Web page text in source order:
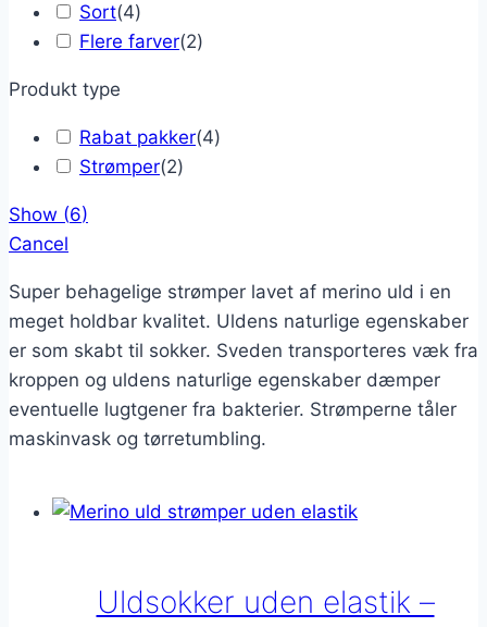
Sort(4)
Flere farver(2)
Produkt type
Rabat pakker(4)
Strømper(2)
Show (6)
Cancel
Super behagelige strømper lavet af merino uld i en
meget holdbar kvalitet. Uldens naturlige egenskaber
er som skabt til sokker. Sveden transporteres væk fra
kroppen og uldens naturlige egenskaber dæmper
eventuelle lugtgener fra bakterier. Strømperne tåler
maskinvask og tørretumbling.
Uldsokker uden elastik –